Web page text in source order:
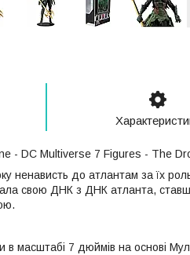
- DC Multiverse 7 Figures - The
ненависть до атлантам за їх
свою ДНК з ДНК атланта,
в масштабі 7 дюймів на основі